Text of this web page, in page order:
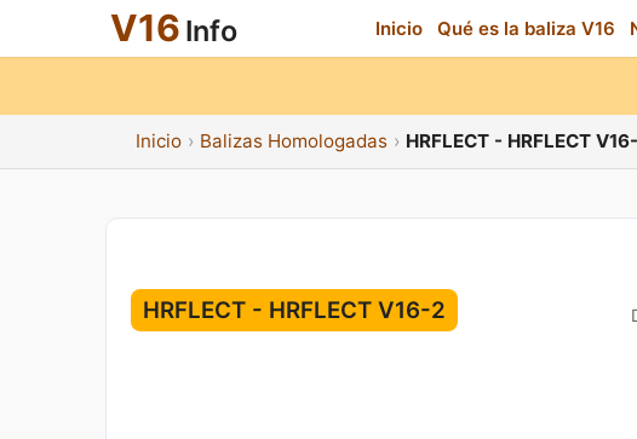
V16 Info Inicio Qué es la baliza V16
Inicio Balizas Homologadas HRFLECT - HRFLECT
HRFLECT - HRFLECT V16-2